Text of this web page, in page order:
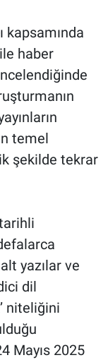
kapsamında
haber
temel
şekilde tekrar
yazılar ve
dil
niteliğini
Mayıs 2025